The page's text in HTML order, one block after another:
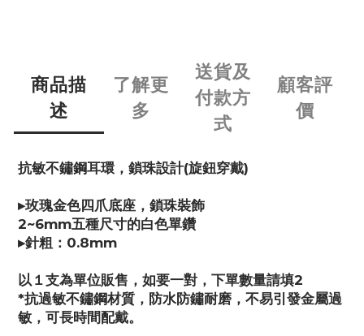
商品描
述
了解更
多
送貨及
付款方
式
顧客評
價
抗敏不鏽鋼耳環，鎖珠設計(旋鈕穿戴)
▸玫瑰金色四爪底座，鎖珠裝飾
2~6mm五種尺寸的白色單鑽
▸針粗：0.8mm
以１支為單位販售，如要一對，下單數量請填2
*抗過敏不鏽鋼材質，防水防鏽耐磨，不易引發金屬過
敏，可長時間配戴。